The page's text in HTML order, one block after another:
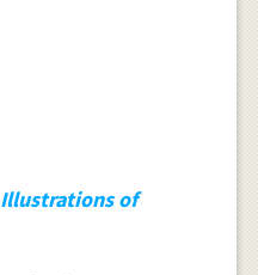
Illustrations of